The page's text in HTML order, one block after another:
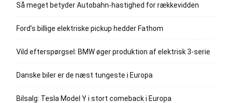
Så meget betyder Autobahn-hastighed for rækkevidden
Ford’s billige elektriske pickup hedder Fathom
Vild efterspørgsel: BMW øger produktion af elektrisk 3-serie
Danske biler er de næst tungeste i Europa
Bilsalg: Tesla Model Y i stort comeback i Europa